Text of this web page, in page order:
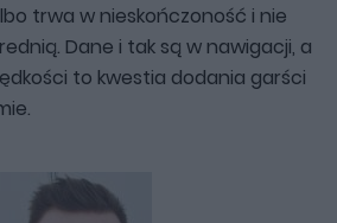
trwa w nieskończoność i nie
Dane i tak są w nawigacji, a
to kwestia dodania garści